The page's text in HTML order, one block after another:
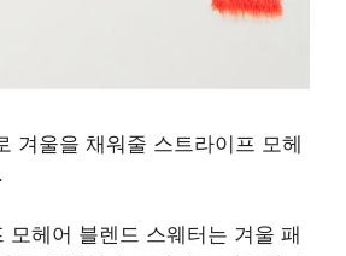
겨울을 채워줄 스트라이프 모헤
모헤어 블렌드 스웨터는 겨울 패